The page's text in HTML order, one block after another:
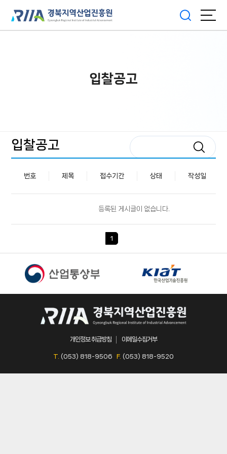
입찰공고
입찰공고
번호 제목 접수기간 상태 작성일
등록된 게시글이 없습니다.
1
개인정보 취급방침 이메일수집거부
T. (053) 818-9506 F. (053) 818-9520